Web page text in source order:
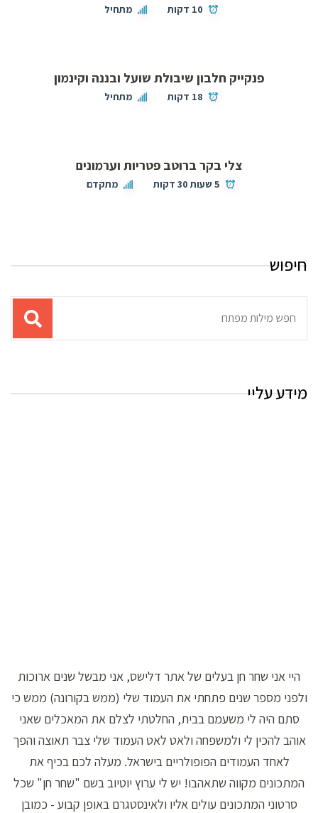
10 דקות מתחיל
פנקייק חלבון שיבולת שועל ובננה וקינמון
18 דקות מתחיל
צלי בקר ברוטב פטריות וערמונים
5 שעות 30 דקות מתקדם
חיפוש
מידע עליי
היי אני שחר חן בעלים של אתר דלישס, אני מבשל שנים ארוכות
ולפני מספר שנים פתחתי את העמוד שלי (ממש בקורונה) ממש כי
סתם היה לי משעמם בבית, החלטתי לצלם את המאכלים שאני
אוהב להכין לי ולמשפחה ולאט לאט העמוד שלי צבר תאוצה והפך
לאחד העמודים הפופולריים בישראל. מעלה לכם בכיף את
המתכונים מקווה שתאהבו! יש לי ערוץ יוטיוב בשם "שחר חן" שכל
סרטוני המתכונים עולים אליו ולאינסטגרם באופן קבוע - כמובן